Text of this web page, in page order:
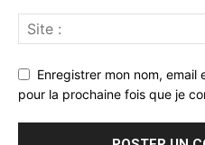
Enregistrer mon nom,
pour la prochaine fois que je